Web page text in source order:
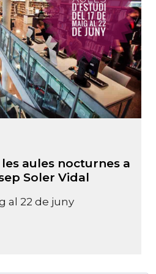
aules nocturnes a
Soler Vidal
al 22 de juny